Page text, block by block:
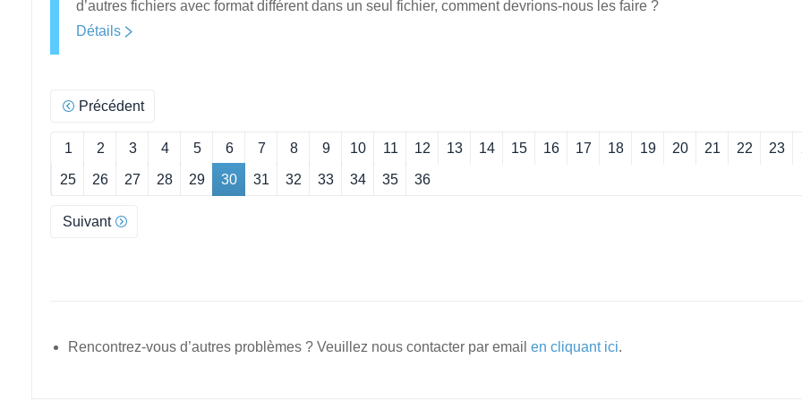
d’autres fichiers avec format différent dans un seul fichier, comment devrions-nous les faire ?
Détails
Précédent
1 2 3 4 5 6 7 8 9 10 11 12 13 14 15 16 17 18 19 20 21 22 23
25 26 27 28 29 30 31 32 33 34 35 36
Suivant
Rencontrez-vous d’autres problèmes ? Veuillez nous contacter par email en cliquant ici.